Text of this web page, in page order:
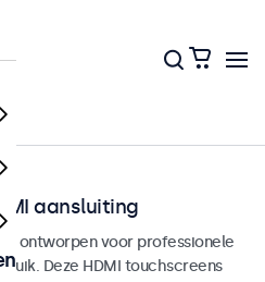
aansluiting
ontworpen voor professionele
Deze HDMI touchscreens